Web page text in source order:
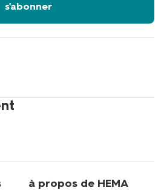
s'abonner
à propos de HEMA